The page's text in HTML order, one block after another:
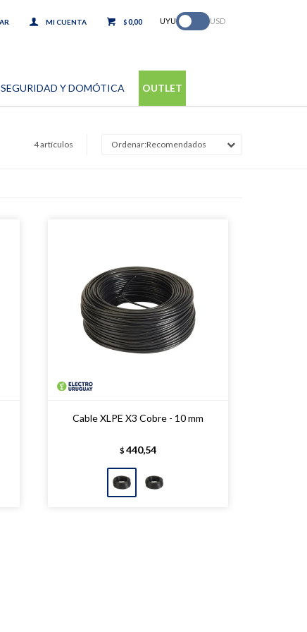
SEGURIDAD Y DOMÓTICA OUTLET
$0,00 UYU USD
4 artículos Recomendados
Cable XLPE X3 Cobre - 10 mm
$ 440,54